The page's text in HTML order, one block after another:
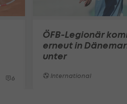
6
ÖFB-Legionär
erneut in
unter
International